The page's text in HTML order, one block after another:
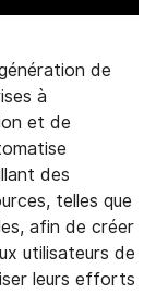
de
à
et de
des
telles que
afin de créer
utilisateurs de
leurs efforts